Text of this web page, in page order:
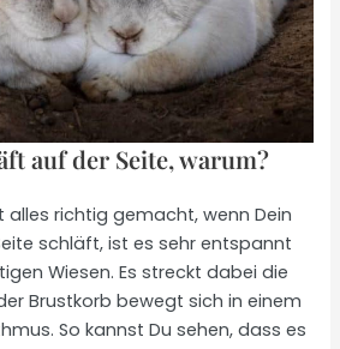
auf der Seite, warum?
alles richtig gemacht, wenn Dein
schläft, ist es sehr entspannt
Wiesen. Es streckt dabei die
Brustkorb bewegt sich in einem
So kannst Du sehen, dass es